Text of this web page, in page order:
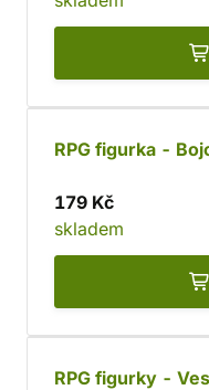
RPG figurka -
179 Kč
skladem
RPG figurky -